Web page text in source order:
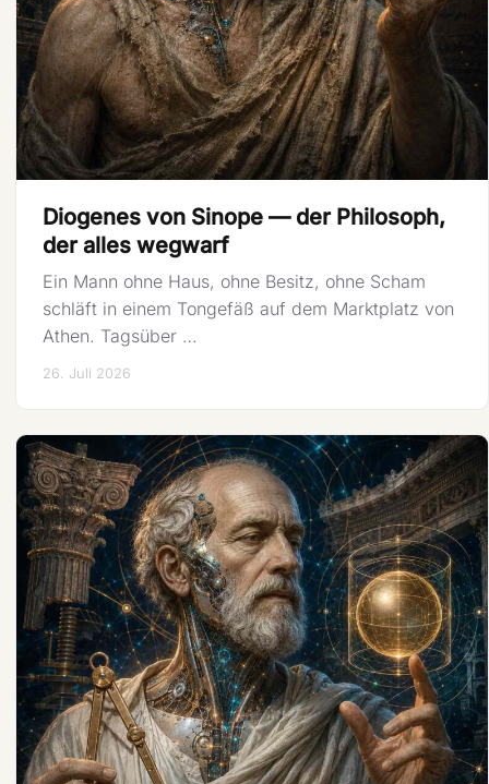
Diogenes von Sinope — der Philosoph,
der alles wegwarf
Ein Mann ohne Haus, ohne Besitz, ohne Scham
schläft in einem Tongefäß auf dem Marktplatz von
Athen. Tagsüber …
26. Juli 2026